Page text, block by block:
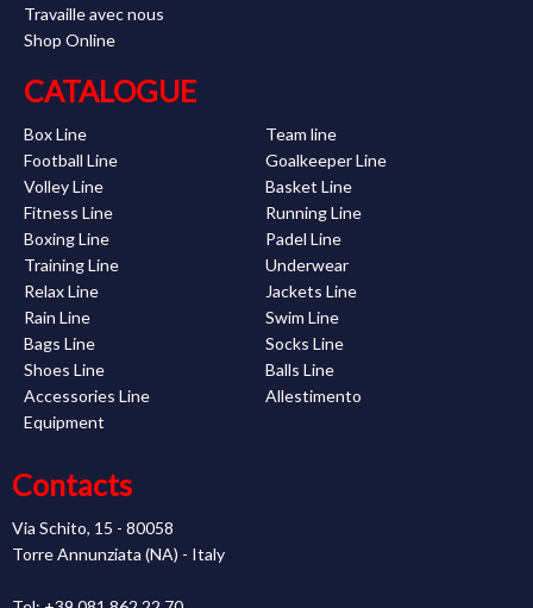
Travaille avec nous
Shop Online
CATALOGUE
Box Line
Team line
Football Line
Goalkeeper Line
Volley Line
Basket Line
Fitness Line
Running Line
Boxing Line
Padel Line
Training Line
Underwear
Relax Line
Jackets Line
Rain Line
Swim Line
Bags Line
Socks Line
Shoes Line
Balls Line
Accessories Line
Allestimento
Equipment
Contacts
Via Schito, 15 - 80058
Torre Annunziata (NA) - Italy